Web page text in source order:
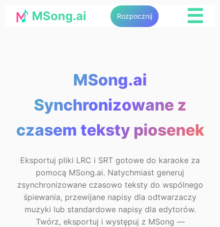
MSong.ai Rozpocznij ☰
MSong.ai
Synchronizowane z
czasem teksty piosenek
Eksportuj pliki LRC i SRT gotowe do karaoke za
pomocą MSong.ai. Natychmiast generuj
zsynchronizowane czasowo teksty do wspólnego
śpiewania, przewijane napisy dla odtwarzaczy
muzyki lub standardowe napisy dla edytorów.
Twórz, eksportuj i występuj z MSong —